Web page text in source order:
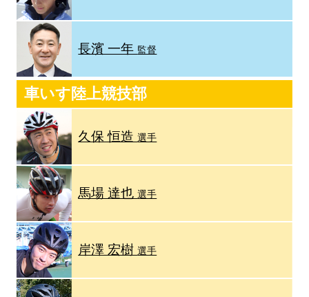
長濱 一年 監督
車いす陸上競技部
久保 恒造選手
馬場 達也選手
岸澤 宏樹選手